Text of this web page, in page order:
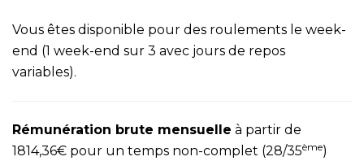
Vous êtes disponible pour des roulements le week-
end (1 week-end sur 3 avec jours de repos
variables).
Rémunération brute mensuelle à partir de
1814,36€ pour un temps non-complet (28/35ème)